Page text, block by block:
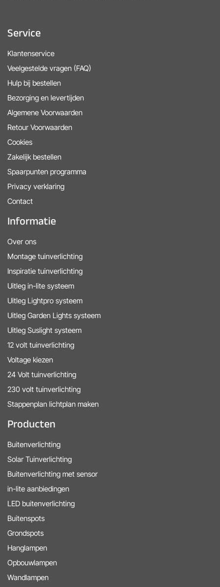
Service
Klantenservice
Veelgestelde vragen (FAQ)
Hulp bij bestellen
Bezorging en levertijden
Algemene Voorwaarden
Retour Voorwaarden
Cookies
Zakelijk bestellen
Spaarpunten programma
Privacy verklaring
Contact
Informatie
Over ons
Montage tuinverlichting
Inspiratie tuinverlichting
Uitleg in-lite systeem
Uitleg Lightpro systeem
Uitleg Garden Lights systeem
Uitleg Suslight systeem
12 volt tuinverlichting
Voltage kiezen
24 Volt tuinverlichting
230 volt tuinverlichting
Stappenplan lichtplan maken
Producten
Buitenverlichting
Solar Tuinverlichting
Buitenverlichting met sensor
in-lite aanbiedingen
LED buitenverlichting
Buitenspots
Grondspots
Hanglampen
Opbouwlampen
Wandlampen